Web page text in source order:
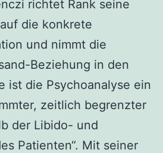
richtet Rank seine
die konkrete
und nimmt die
Beziehung in den
ist die Psychoanalyse ein
zeitlich begrenzter
der Libido- und
Patienten“. Mit seiner